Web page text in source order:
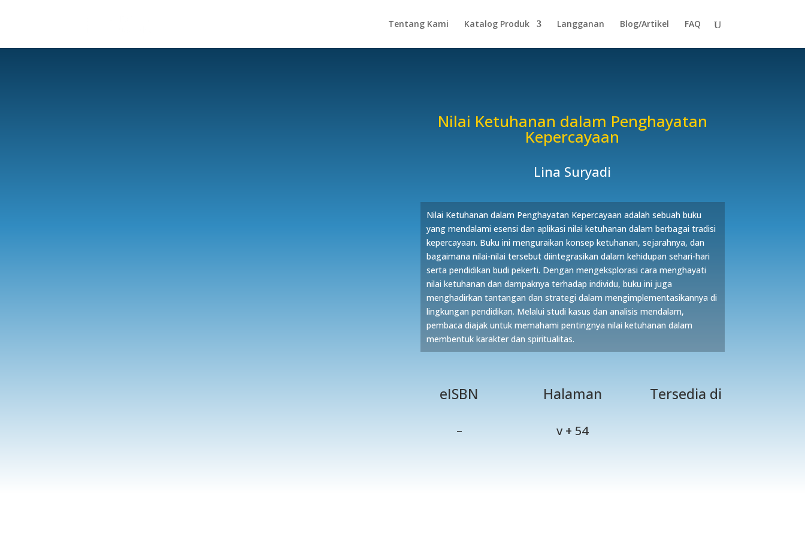
Tentang Kami Katalog Produk Langganan Blog/Artikel FAQ
Nilai Ketuhanan dalam Penghayatan
Kepercayaan
Lina Suryadi
Nilai Ketuhanan dalam Penghayatan Kepercayaan adalah sebuah buku
yang mendalami esensi dan aplikasi nilai ketuhanan dalam berbagai tradisi
kepercayaan. Buku ini menguraikan konsep ketuhanan, sejarahnya, dan
bagaimana nilai-nilai tersebut diintegrasikan dalam kehidupan sehari-hari
serta pendidikan budi pekerti. Dengan mengeksplorasi cara menghayati
nilai ketuhanan dan dampaknya terhadap individu, buku ini juga
menghadirkan tantangan dan strategi dalam mengimplementasikannya di
lingkungan pendidikan. Melalui studi kasus dan analisis mendalam,
pembaca diajak untuk memahami pentingnya nilai ketuhanan dalam
membentuk karakter dan spiritualitas.
eISBN
–
Halaman
v + 54
Tersedia di